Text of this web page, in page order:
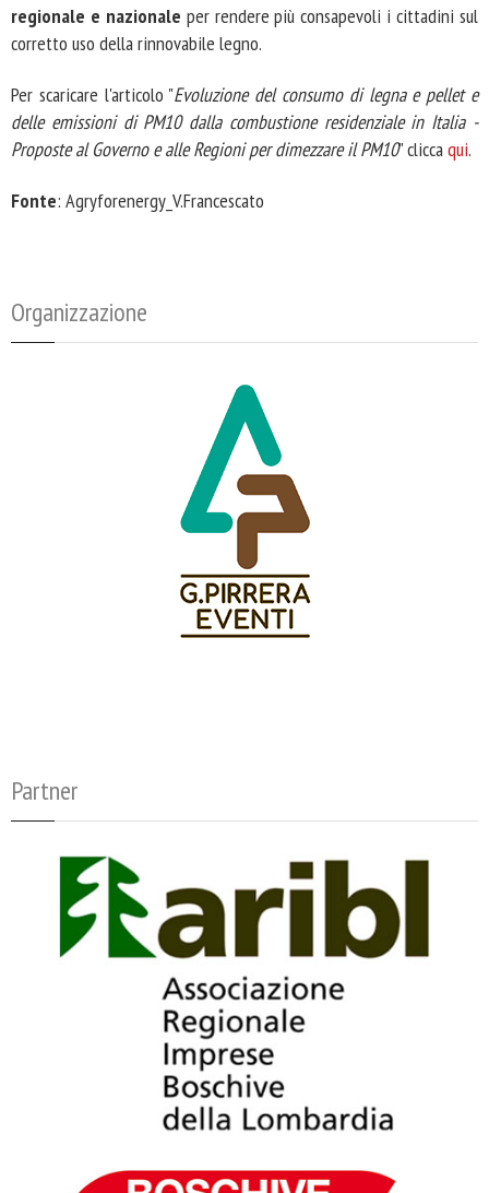
regionale e nazionale per rendere più consapevoli i cittadini sul
corretto uso della rinnovabile legno.
Per scaricare l'articolo "Evoluzione del consumo di legna e pellet e
delle emissioni di PM10 dalla combustione residenziale in Italia -
Proposte al Governo e alle Regioni per dimezzare il PM10" cliccaqui.
Fonte: Agryforenergy_V.Francescato
Organizzazione
Partner